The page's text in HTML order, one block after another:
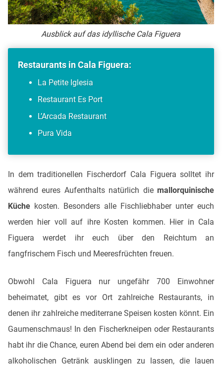
Ausblick auf das idyllische Cala Figuera
Restaurants in Cala Figuera:
La Petite Iglesia
Restaurant Es Port
L’Arcada Restaurant
Pura Vida
In dem traditionellen Fischerdorf Cala Figuera solltet ihr
während eures Aufenthalts natürlich die mallorquinische
Küche kosten. Besonders alle Fischliebhaber unter euch
werden hier voll auf ihre Kosten kommen. Hier in Cala
Figuera werdet ihr euch über den Reichtum an
fangfrischem Fisch und Meeresfrüchten freuen.
Obwohl Cala Figuera nur ungefähr 700 Einwohner
beheimatet, gibt es vor Ort zahlreiche Restaurants, in
denen ihr zahlreiche mediterrane Speisen kosten könnt. Ein
Gaumenschmaus! In den Fischerkneipen oder Restaurants
habt ihr die Chance, euren Abend bei dem ein oder anderen
alkoholischen Getränk ausklingen zu lassen, die lauen